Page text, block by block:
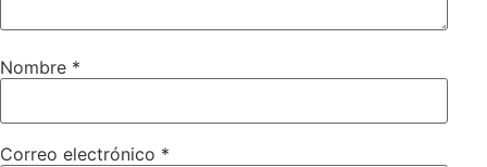
Nombre *
Correo electrónico *